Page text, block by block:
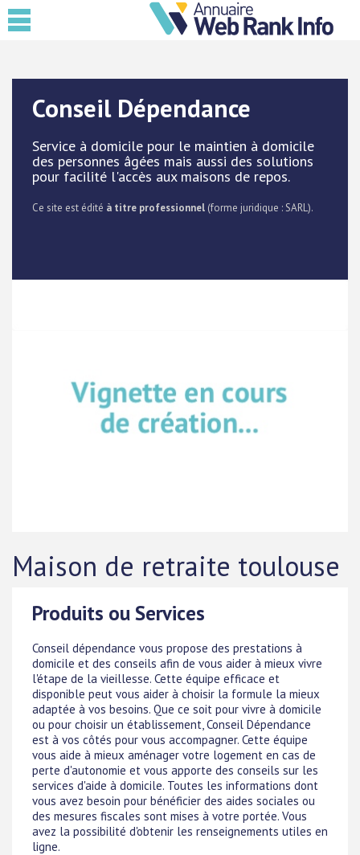
Conseil Dépendance
Service à domicile pour le maintien à domicile
des personnes âgées mais aussi des solutions
pour facilité l'accès aux maisons de repos.
Ce site est édité à titre professionnel (forme juridique : SARL).
Maison de retraite toulouse
Produits ou Services
Conseil dépendance vous propose des prestations à
domicile et des conseils afin de vous aider à mieux vivre
l'étape de la vieillesse. Cette équipe efficace et
disponible peut vous aider à choisir la formule la mieux
adaptée à vos besoins. Que ce soit pour vivre à domicile
ou pour choisir un établissement, Conseil Dépendance
est à vos côtés pour vous accompagner. Cette équipe
vous aide à mieux aménager votre logement en cas de
perte d'autonomie et vous apporte des conseils sur les
services d'aide à domicile. Toutes les informations dont
vous avez besoin pour bénéficier des aides sociales ou
des mesures fiscales sont mises à votre portée. Vous
avez la possibilité d'obtenir les renseignements utiles en
ligne.